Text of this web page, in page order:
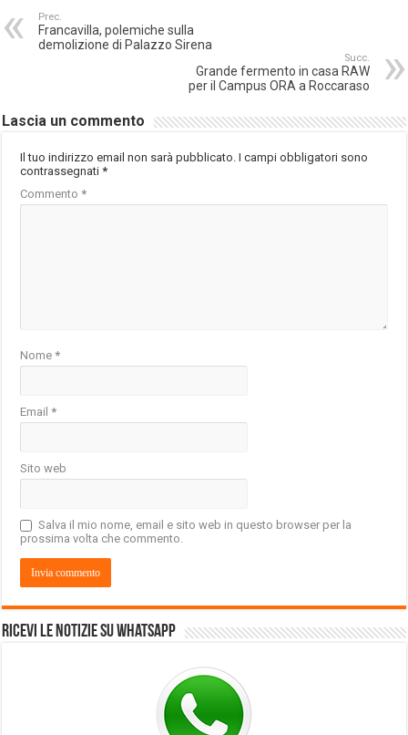
Prec.
Francavilla, polemiche sulla
demolizione di Palazzo Sirena
Succ.
Grande fermento in casa RAW
per il Campus ORA a Roccaraso
Lascia un commento
Il tuo indirizzo email non sarà pubblicato. I campi obbligatori sono
contrassegnati*
Commento*
Nome*
Email*
Sito web
Salva il mio nome, email e sito web in questo browser per la
prossima volta che commento.
Ricevi le notizie su Whatsapp